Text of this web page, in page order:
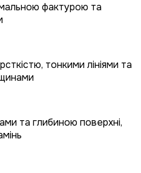
фактурою та
тонкими лініями та
та глибиною поверхні,